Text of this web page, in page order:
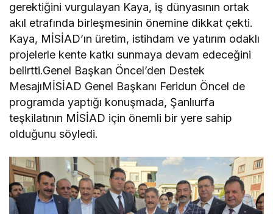
gerektiğini vurgulayan Kaya, iş dünyasının ortak
akıl etrafında birleşmesinin önemine dikkat çekti.
Kaya, MİSİAD’ın üretim, istihdam ve yatırım odaklı
projelerle kente katkı sunmaya devam edeceğini
belirtti.Genel Başkan Öncel’den Destek
MesajıMİSİAD Genel Başkanı Feridun Öncel de
programda yaptığı konuşmada, Şanlıurfa
teşkilatının MİSİAD için önemli bir yere sahip
olduğunu söyledi.